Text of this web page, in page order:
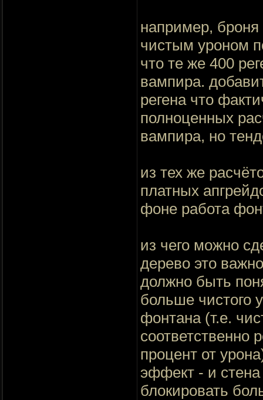
например, броня
чистым уроном
что те же 400
вампира.
регена что
полноценных
вампира, но
из тех же
платных
фоне работа
из чего можно
дерево это
должно быть
больше чистого
фонтана (т.е.
соответственно
процент от
эффект - и
блокировать